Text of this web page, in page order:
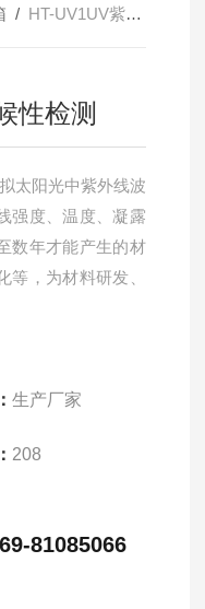
/ HT-UV1UV紫外光老化试验箱 材料耐候性检测
性检测
太阳光中紫外线波
强度、温度、凝露
数年才能产生的材
，为材料研发、
生产厂家
208
81085066